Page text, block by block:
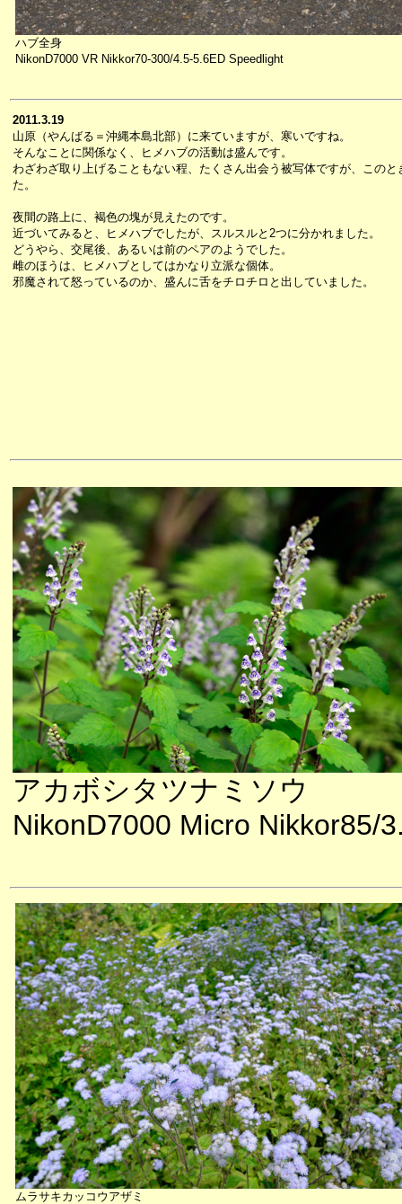
ハブ全身
NikonD7000 VR Nikkor70-300/4.5-5.6ED Speedlight
2011.3.19
山原（やんばる＝沖縄本島北部）に来ていますが、寒いですね。
そんなことに関係なく、ヒメハブの活動は盛んです。
わざわざ取り上げることもない程、たくさん出会う被写体ですが、この
た。
夜間の路上に、褐色の塊が見えたのです。
近づいてみると、ヒメハブでしたが、スルスルと2つに分かれました。
どうやら、交尾後、あるいは前のペアのようでした。
雌のほうは、ヒメハブとしてはかなり立派な個体。
邪魔されて怒っているのか、盛んに舌をチロチロと出していました。
アカボシタツナミソウ
NikonD7000 Micro Nikkor85/
ムラサキカッコウアザミ